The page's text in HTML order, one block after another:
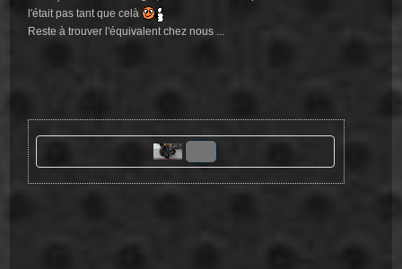
l'était pas tant que celà
Reste à trouver l'équivalent chez nous ...